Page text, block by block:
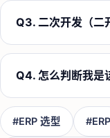
Q3. 二次开发（二
Q4. 怎么判断我是
#ERP 选型 #ERP